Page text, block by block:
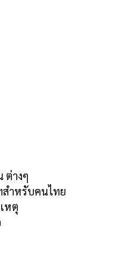
ต่างๆ
สำหรับคนไทย
หตุ